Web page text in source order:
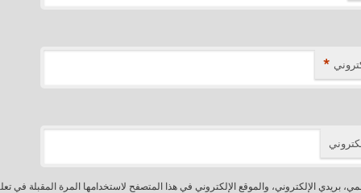
*
بريدي الإلكتروني، والموقع الإلكتروني في هذا المتصفح لاستخدامها المرة المقبلة في